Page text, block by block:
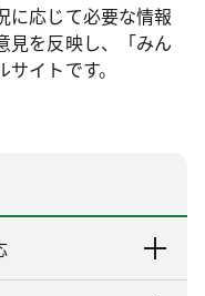
に応じて必要な情報
見を反映し、「みん
イトです。